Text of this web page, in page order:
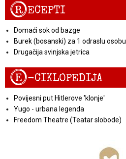
RECEPTI
Domaći sok od bazge
Burek (bosanski) za 1 odraslu osobu
Drugačija svinjska jetrica
E-CIKLOPEDIJA
Povijesni put Hitlerove 'klonje'
Yugo - urbana legenda
Freedom Theatre (Teatar slobode)